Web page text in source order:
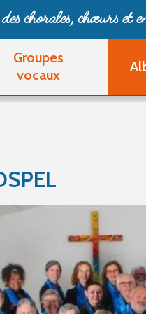
chorales, chœurset
Groupes
vocaux